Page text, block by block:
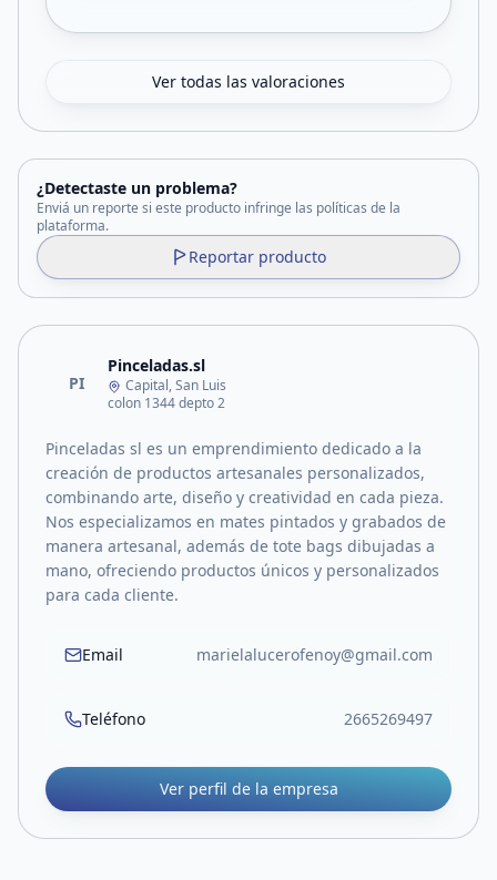
Ver todas las valoraciones
¿Detectaste un problema?
Enviá un reporte si este producto infringe las políticas de la
plataforma.
Reportar producto
PI
Pinceladas.sl
Capital, San Luis
colon 1344 depto 2
Pinceladas sl es un emprendimiento dedicado a la
creación de productos artesanales personalizados,
combinando arte, diseño y creatividad en cada pieza.
Nos especializamos en mates pintados y grabados de
manera artesanal, además de tote bags dibujadas a
mano, ofreciendo productos únicos y personalizados
para cada cliente.
Email marielalucerofenoy@gmail.com
Teléfono 2665269497
Ver perfil de la empresa